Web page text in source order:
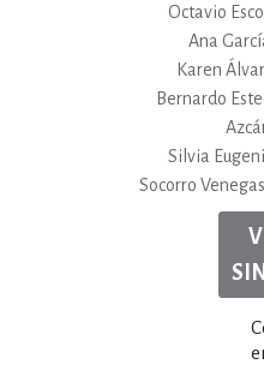
Octavio
Ana
Karen
Bernardo
Silvia
Socorro Venegas